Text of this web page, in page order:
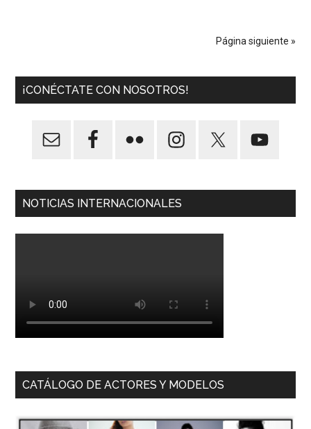
Página siguiente »
¡CONÉCTATE CON NOSOTROS!
NOTICIAS INTERNACIONALES
CATÁLOGO DE ACTORES Y MODELOS